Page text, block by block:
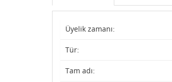
Üyelik zamanı:
Tür:
Tam adı: